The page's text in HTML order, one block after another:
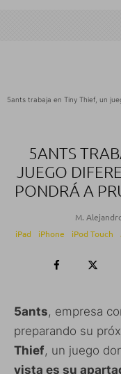
5ants trabaja en Tiny Thief, un
5ANTS
JUEGO
PONDRÁ A
M.
iPad
iPhone iPod Touch
5ants, empresa
preparando su
Thief, un juego
vista es su